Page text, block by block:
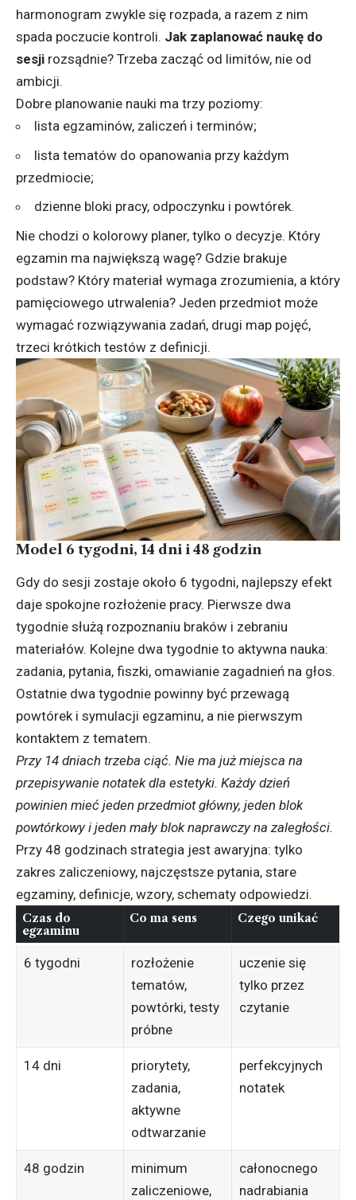
harmonogram zwykle się rozpada, a razem z nim
spada poczucie kontroli. Jak zaplanować naukę do
sesji rozsądnie? Trzeba zacząć od limitów, nie od
ambicji.
Dobre planowanie nauki ma trzy poziomy:
lista egzaminów, zaliczeń i terminów;
lista tematów do opanowania przy każdym
przedmiocie;
dzienne bloki pracy, odpoczynku i powtórek.
Nie chodzi o kolorowy planer, tylko o decyzje. Który
egzamin ma największą wagę? Gdzie brakuje
podstaw? Który materiał wymaga zrozumienia, a który
pamięciowego utrwalenia? Jeden przedmiot może
wymagać rozwiązywania zadań, drugi map pojęć,
trzeci krótkich testów z definicji.
Model 6 tygodni, 14 dni i 48 godzin
Gdy do sesji zostaje około 6 tygodni, najlepszy efekt
daje spokojne rozłożenie pracy. Pierwsze dwa
tygodnie służą rozpoznaniu braków i zebraniu
materiałów. Kolejne dwa tygodnie to aktywna nauka:
zadania, pytania, fiszki, omawianie zagadnień na głos.
Ostatnie dwa tygodnie powinny być przewagą
powtórek i symulacji egzaminu, a nie pierwszym
kontaktem z tematem.
Przy 14 dniach trzeba ciąć. Nie ma już miejsca na
przepisywanie notatek dla estetyki. Każdy dzień
powinien mieć jeden przedmiot główny, jeden blok
powtórkowy i jeden mały blok naprawczy na zaległości.
Przy 48 godzinach strategia jest awaryjna: tylko
zakres zaliczeniowy, najczęstsze pytania, stare
egzaminy, definicje, wzory, schematy odpowiedzi.
Czas do
egzaminu
Co ma sens Czego unikać
6 tygodni
rozłożenie
tematów,
powtórki, testy
próbne
uczenie się
tylko przez
czytanie
14 dni
priorytety,
zadania,
aktywne
odtwarzanie
perfekcyjnych
notatek
48 godzin
minimum
zaliczeniowe,
całonocnego
nadrabiania